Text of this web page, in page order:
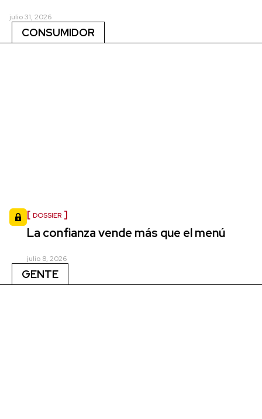
julio 31, 2026
CONSUMIDOR
DOSSIER
La confianza vende más que el menú
julio 8, 2026
GENTE